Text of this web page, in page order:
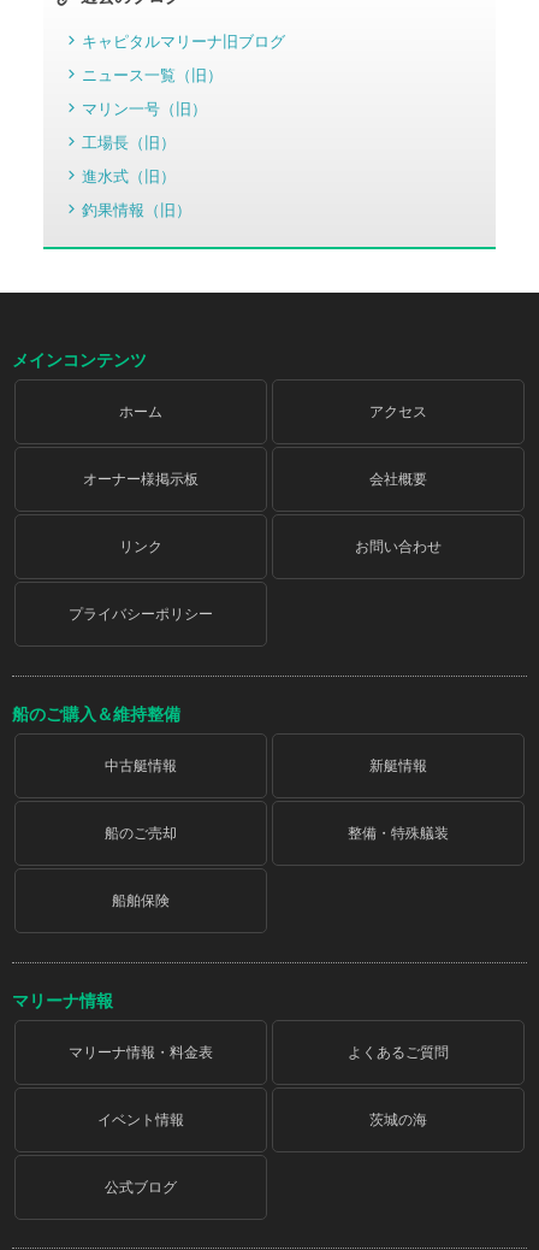
キャピタルマリーナ旧ブログ
ニュース一覧（旧）
マリン一号（旧）
工場長（旧）
進水式（旧）
釣果情報（旧）
メインコンテンツ
ホーム アクセス
オーナー様掲示板 会社概要
リンク お問い合わせ
プライバシーポリシー
船のご購入＆維持整備
中古艇情報 新艇情報
船のご売却 整備・特殊艤装
船舶保険
マリーナ情報
マリーナ情報・料金表 よくあるご質問
イベント情報 茨城の海
公式ブログ